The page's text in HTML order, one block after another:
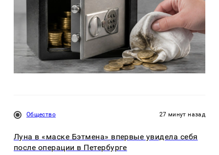
Общество 27 минут назад
Луна в «маске Бэтмена» впервые увидела себя
после операции в Петербурге